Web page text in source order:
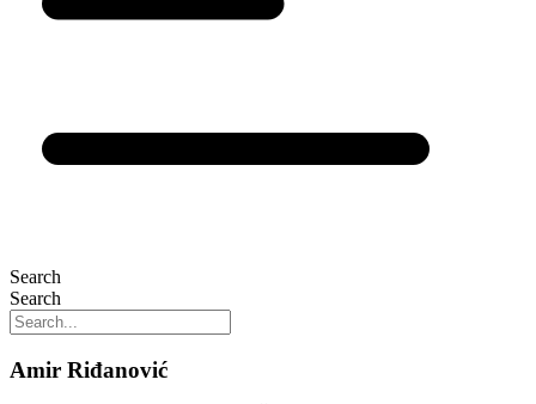
Search
Search
Amir Riđanović